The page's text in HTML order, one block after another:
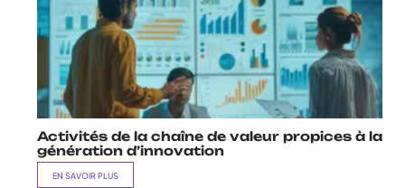
Activités de la chaîne de valeur propices à la
génération d’innovation
EN SAVOIR PLUS